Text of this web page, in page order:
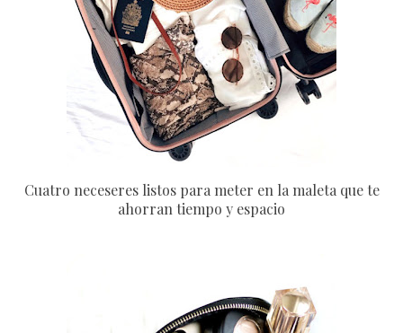
Cuatro neceseres listos para meter en la maleta que te
ahorran tiempo y espacio